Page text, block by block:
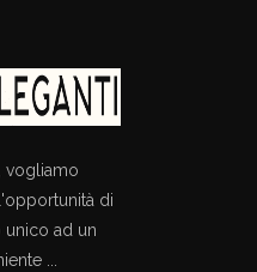
vogliamo
di
unico ad un
...